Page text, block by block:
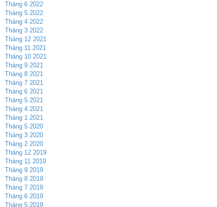
Tháng 6 2022
Tháng 5 2022
Tháng 4 2022
Tháng 3 2022
Tháng 12 2021
Tháng 11 2021
Tháng 10 2021
Tháng 9 2021
Tháng 8 2021
Tháng 7 2021
Tháng 6 2021
Tháng 5 2021
Tháng 4 2021
Tháng 1 2021
Tháng 5 2020
Tháng 3 2020
Tháng 2 2020
Tháng 12 2019
Tháng 11 2019
Tháng 9 2019
Tháng 8 2019
Tháng 7 2019
Tháng 6 2019
Tháng 5 2019